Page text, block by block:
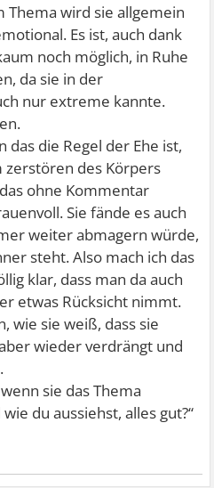
Thema wird sie allgemein
Es ist, auch dank
noch möglich, in Ruhe
da sie in der
nur extreme kannte.
das die Regel der Ehe ist,
des Körpers
ohne Kommentar
Sie fände es auch
weiter abmagern würde,
steht. Also mach ich das
klar, dass man da auch
etwas Rücksicht nimmt.
wie sie weiß, dass sie
wieder verdrängt und
sie das Thema
du aussiehst, alles gut?“